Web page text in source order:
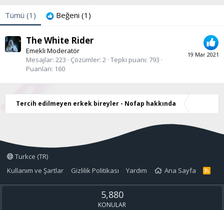
Tümü (1) Beğeni (1)
19 Mar 2021
The White Rider
Emekli Moderatör
Mesajlar 223 Çözümler 2 Tepki puanı 793
Puanları 160
Tercih edilmeyen erkek bireyler - Nofap hakkında
Turkce (TR)
Kullanım ve Şartlar
Gizlilik Politikası Yardım Ana Sayfa
R
S
5,880
KONULAR